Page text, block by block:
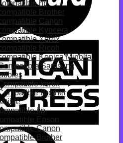
hp
Brother
Canon
Kyocera
Xerox
Ricoh
Konica Minolta
Samsung
xerox
Brother
hp
Epson
Canon
Brother